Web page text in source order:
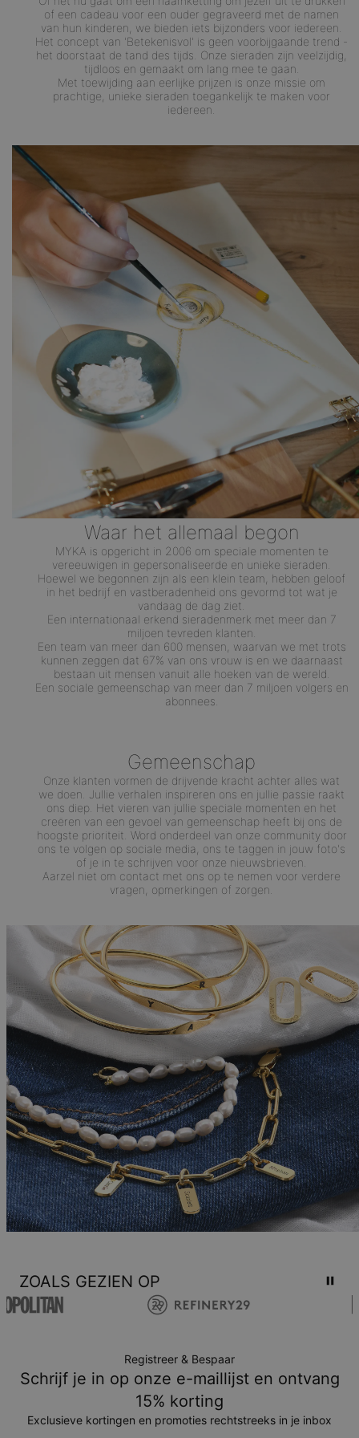
of een cadeau voor een ouder gegraveerd met de namen
van hun kinderen, we bieden iets bijzonders voor iedereen.
Het concept van 'Betekenisvol' is geen voorbijgaande trend -
het doorstaat de tand des tijds. Onze sieraden zijn veelzijdig,
tijdloos en gemaakt om lang mee te gaan.
Met toewijding aan eerlijke prijzen is onze missie om
prachtige, unieke sieraden toegankelijk te maken voor
iedereen.
Waar het allemaal begon
MYKA is opgericht in 2006 om speciale momenten te
vereeuwigen in gepersonaliseerde en unieke sieraden.
Hoewel we begonnen zijn als een klein team, hebben geloof
in het bedrijf en vastberadenheid ons gevormd tot wat je
vandaag de dag ziet.
Een internationaal erkend sieradenmerk met meer dan 7
miljoen tevreden klanten.
Een team van meer dan 600 mensen, waarvan we met trots
kunnen zeggen dat 67% van ons vrouw is en we daarnaast
bestaan uit mensen vanuit alle hoeken van de wereld.
Een sociale gemeenschap van meer dan 7 miljoen volgers en
abonnees.
Gemeenschap
Onze klanten vormen de drijvende kracht achter alles wat
we doen. Jullie verhalen inspireren ons en jullie passie raakt
ons diep. Het vieren van jullie speciale momenten en het
creëren van een gevoel van gemeenschap heeft bij ons de
hoogste prioriteit. Word onderdeel van onze community door
ons te volgen op sociale media, ons te taggen in jouw foto's
of je in te schrijven voor onze nieuwsbrieven.
Aarzel niet om contact met ons op te nemen voor verdere
vragen, opmerkingen of zorgen.
ZOALS GEZIEN OP
Registreer & Bespaar
Schrijf je in op onze e-maillijst en ontvang
15% korting
Exclusieve kortingen en promoties rechtstreeks in je inbox